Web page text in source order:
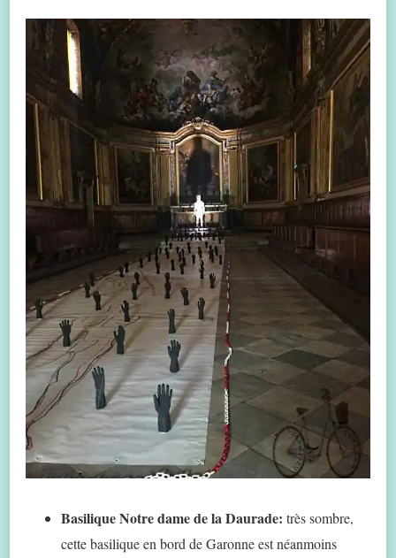
Basilique Notre dame de la Daurade: très sombre,
cette basilique en bord de Garonne est néanmoins